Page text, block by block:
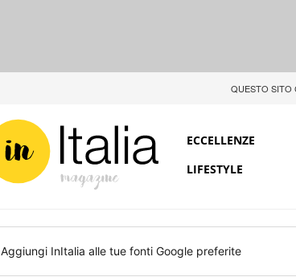
QUESTO SITO
ECCELLENZE
LIFESTYLE
Aggiungi InItalia alle tue fonti Google preferite